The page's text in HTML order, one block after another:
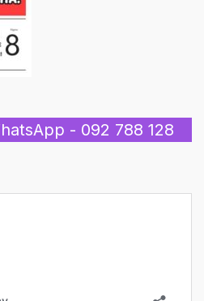
- 092 788 128